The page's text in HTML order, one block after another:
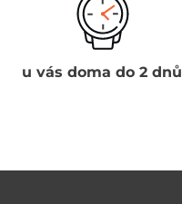
u vás doma do 2 dnů